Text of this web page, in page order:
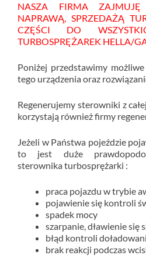
NASZA FIRMA ZAJMUJĘ
NAPRAWĄ, SPRZEDAŻĄ
CZĘŚCI DO
TURBOSPRĘŻAREK HELLA/
Poniżej przedstawimy
tego urządzenia oraz
Regenerujemy sterowniki z
korzystają również firmy
Jeżeli w Państwa pojeździe
to jest duże
sterownika turbosprężarki :
praca pojazdu w trybie
pojawienie się kontroli
spadek mocy
szarpanie, dławienie się
błąd kontroli
brak reakcji podczas